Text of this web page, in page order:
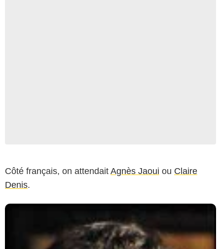
Côté français, on attendait Agnès Jaoui ou Claire
Denis.